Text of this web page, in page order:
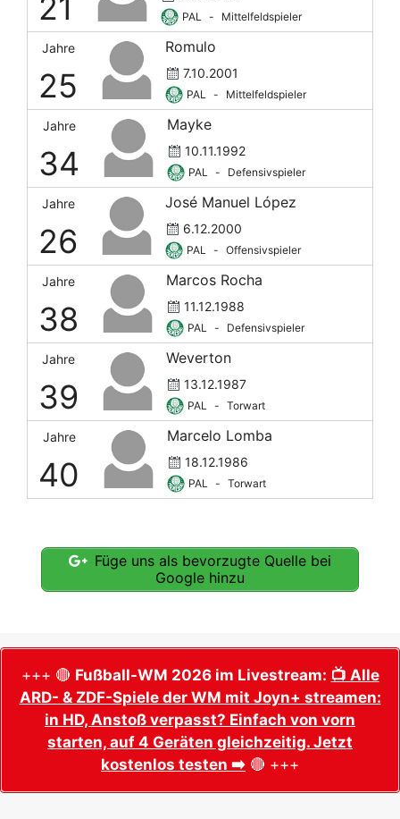
PAL - Mittelfeldspieler
Jahre
25
Romulo
7.10.2001
PAL - Mittelfeldspieler
Jahre
34
Mayke
10.11.1992
PAL - Defensivspieler
Jahre
26
José Manuel López
6.12.2000
PAL - Offensivspieler
Jahre
38
Marcos Rocha
11.12.1988
PAL - Defensivspieler
Jahre
39
Weverton
13.12.1987
PAL - Torwart
Jahre
40
Marcelo Lomba
18.12.1986
PAL - Torwart
Füge uns als bevorzugte Quelle bei
Google hinzu
+++ 🔴 Fußball-WM 2026 im Livestream: 📺 Alle
ARD- & ZDF-Spiele der WM mit Joyn+ streamen:
in HD, Anstoß verpasst? Einfach von vorn
starten, auf 4 Geräten gleichzeitig. Jetzt
kostenlos testen ➡️ 🔴 +++